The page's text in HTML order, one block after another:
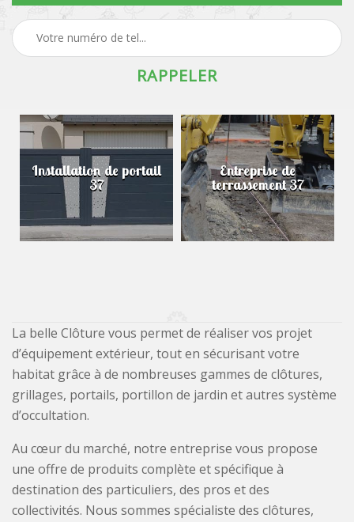
Installation de portail
37
Entreprise de
terrassement 37
La belle Clôture vous permet de réaliser vos projet
d’équipement extérieur, tout en sécurisant votre
habitat grâce à de nombreuses gammes de clôtures,
grillages, portails, portillon de jardin et autres système
d’occultation.
Au cœur du marché, notre entreprise vous propose
une offre de produits complète et spécifique à
destination des particuliers, des pros et des
collectivités. Nous sommes spécialiste des clôtures,